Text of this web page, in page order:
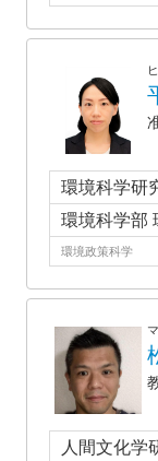
環境科学研
環境科学部
環境政策科学
人間文化学